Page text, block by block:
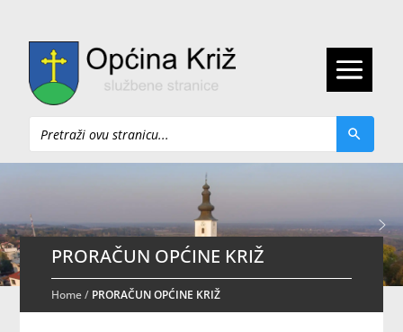
Pretraži
PRORAČUN OPĆINE KRIŽ
Home/ PRORAČUN OPĆINE KRIŽ